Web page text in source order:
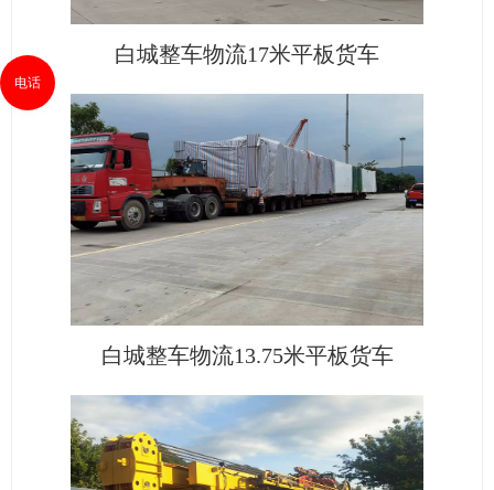
白城整车物流17米平板货车
白城整车物流13.75米平板货车
电话